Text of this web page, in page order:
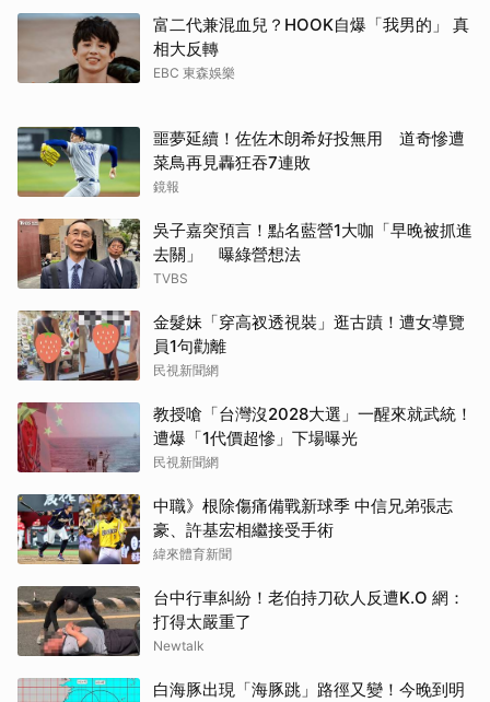
富二代兼混血兒？HOOK自爆「我男的」 真
相大反轉
EBC 東森娛樂
噩夢延續！佐佐木朗希好投無用 道奇慘遭
菜鳥再見轟狂吞7連敗
鏡報
吳子嘉突預言！點名藍營1大咖「早晚被抓進
去關」 曝綠營想法
TVBS
金髮妹「穿高衩透視裝」逛古蹟！遭女導覽
員1句勸離
民視新聞網
教授嗆「台灣沒2028大選」一醒來就武統！
遭爆「1代價超慘」下場曝光
民視新聞網
中職》根除傷痛備戰新球季 中信兄弟張志
豪、許基宏相繼接受手術
緯來體育新聞
台中行車糾紛！老伯持刀砍人反遭K.O 網：
打得太嚴重了
Newtalk
白海豚出現「海豚跳」路徑又變！今晚到明